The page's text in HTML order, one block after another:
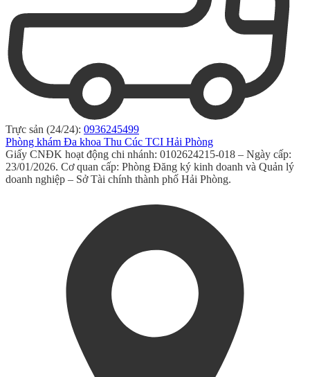
Trực sản (24/24): 0936245499
Phòng khám Đa khoa Thu Cúc TCI Hải Phòng
Giấy CNĐK hoạt động chi nhánh: 0102624215-018 – Ngày cấp:
23/01/2026. Cơ quan cấp: Phòng Đăng ký kinh doanh và Quản lý
doanh nghiệp – Sở Tài chính thành phố Hải Phòng.